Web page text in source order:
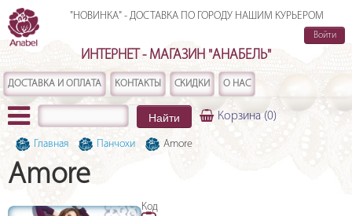
ИНТЕРНЕТ - МАГАЗИН "АНАБЕЛЬ"
"НОВИНКА" - ДОСТАВКА ПО ГОРОДУ НАШИМ КУРЬЕРОМ
ДОСТАВКА И ОПЛАТА КОНТАКТЫ СКИДКИ О НАС
Найти Корзина(0)
Войти
Главная Панчохи Amore
Amore
Код